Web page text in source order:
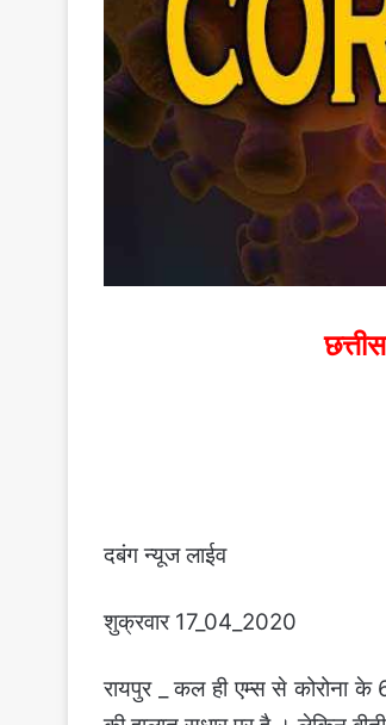
दबंग न्यूज लाईव
शुक्रवार 17_04_2020
रायपुर _ कल ही एम्स से